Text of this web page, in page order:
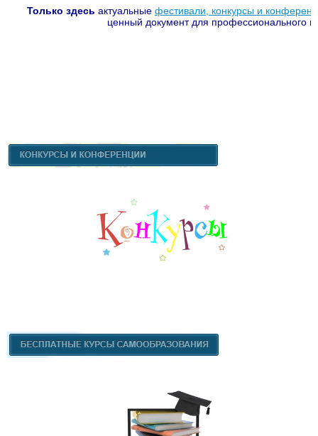
Только здесь актуальные фестивали, конкурсы и
ценный документ для профессионального